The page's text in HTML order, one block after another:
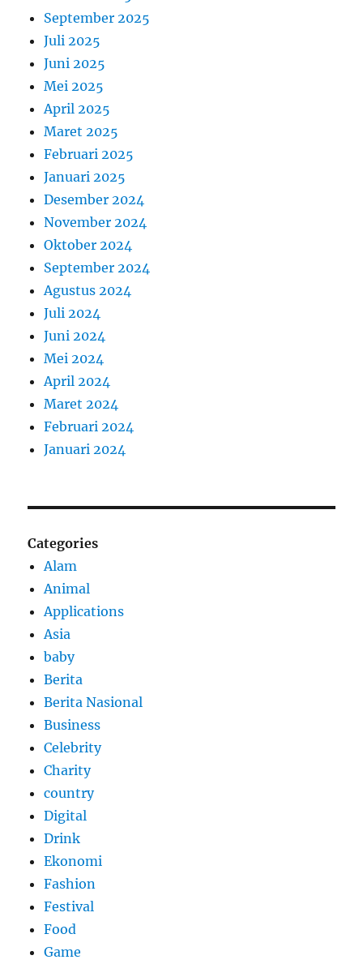
September 2025
Juli 2025
Juni 2025
Mei 2025
April 2025
Maret 2025
Februari 2025
Januari 2025
Desember 2024
November 2024
Oktober 2024
September 2024
Agustus 2024
Juli 2024
Juni 2024
Mei 2024
April 2024
Maret 2024
Februari 2024
Januari 2024
Categories
Alam
Animal
Applications
Asia
baby
Berita
Berita Nasional
Business
Celebrity
Charity
country
Digital
Drink
Ekonomi
Fashion
Festival
Food
Game